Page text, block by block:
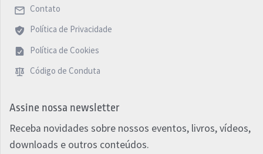
Contato
Política de Privacidade
Política de Cookies
Código de Conduta
Assine nossa newsletter
Receba novidades sobre nossos eventos, livros, vídeos,
downloads e outros conteúdos.